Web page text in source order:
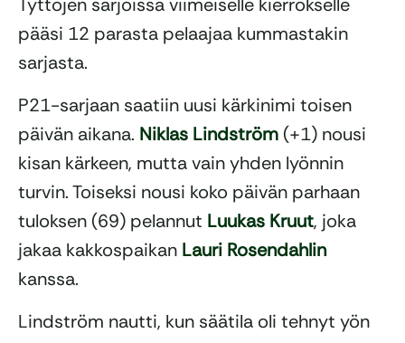
pääsi 12 parasta pelaajaa kummastakin
sarjasta.
P21-sarjaan saatiin uusi kärkinimi toisen
päivän aikana. Niklas Lindström (+1) nousi
kisan kärkeen, mutta vain yhden lyönnin
turvin. Toiseksi nousi koko päivän parhaan
tuloksen (69) pelannut Luukas Kruut, joka
jakaa kakkospaikan Lauri Rosendahlin
kanssa.
Lindström nautti, kun säätila oli tehnyt yön